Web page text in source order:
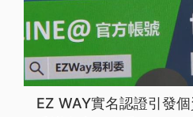
EZ WAY實名認證引發